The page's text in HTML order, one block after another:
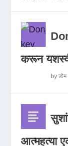
करून
by
आत्महत्या